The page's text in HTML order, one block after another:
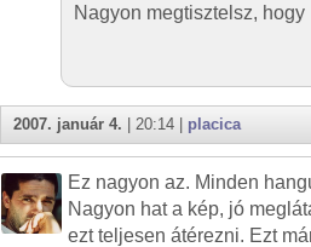
Nagyon megtisztelsz,
2007. január 4. | 20:14 | placica
Ez nagyon az. Minden
Nagyon hat a kép, jó
ezt teljesen átérezni. Ezt